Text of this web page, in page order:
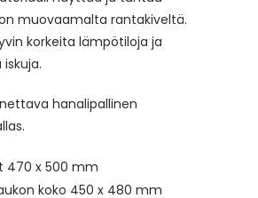
muovaamalta rantakiveltä.
korkeita lämpötiloja ja
hanalipallinen
470 x 500 mm
koko 450 x 480 mm